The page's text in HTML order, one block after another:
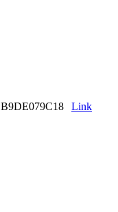
B9DE079C18 Link